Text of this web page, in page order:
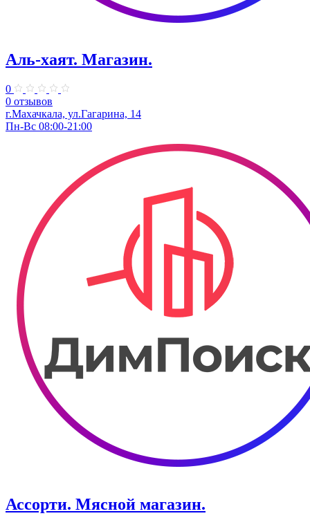
Аль-хаят. Магазин.
0
0 отзывов
г.Махачкала, ул.​Гагарина, 14
Пн-Вс 08:00-21:00
Ассорти. Мясной магазин.